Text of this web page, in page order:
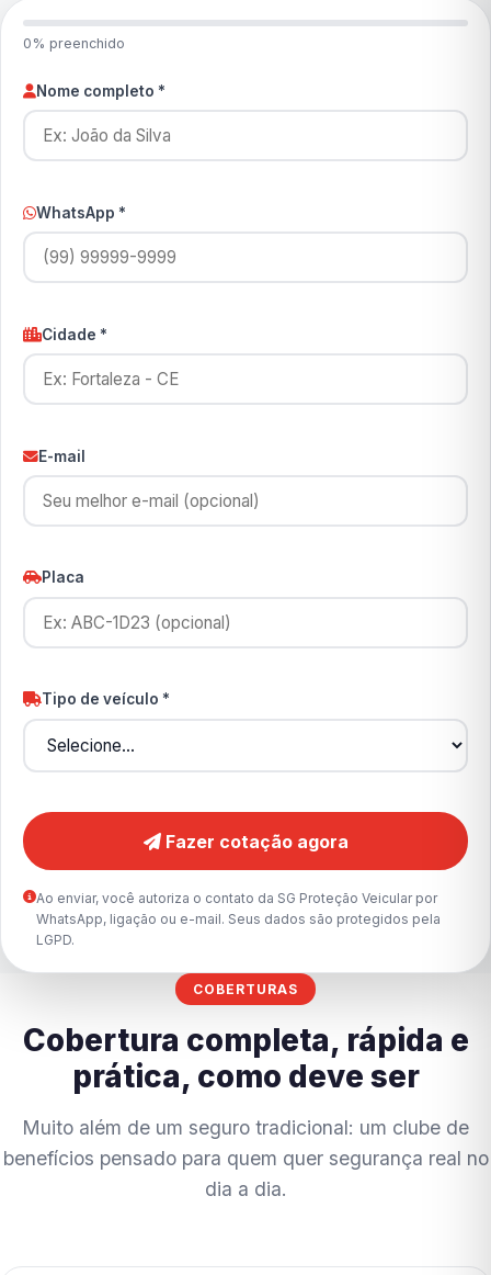
0% preenchido
Nome completo *
WhatsApp *
Cidade *
E-mail
Placa
Tipo de veículo *
Fazer cotação agora
Ao enviar, você autoriza o contato da SG Proteção Veicular por
WhatsApp, ligação ou e-mail. Seus dados são protegidos pela
LGPD.
COBERTURAS
Cobertura completa, rápida e
prática, como deve ser
Muito além de um seguro tradicional: um clube de
benefícios pensado para quem quer segurança real no
dia a dia.